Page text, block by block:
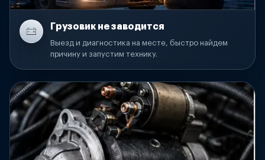
Грузовик не заводится
Выезд и диагностика на месте, быстро найдем
причину и запустим технику.